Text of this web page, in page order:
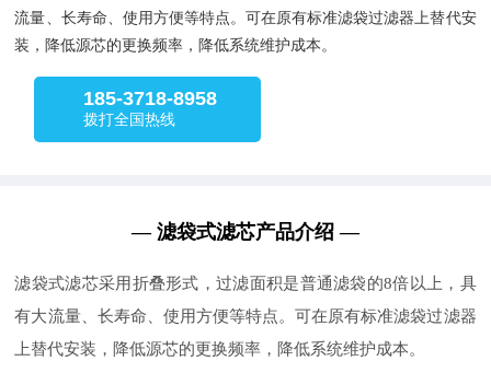
流量、长寿命、使用方便等特点。可在原有标准滤袋过滤器上替代安
装，降低源芯的更换频率，降低系统维护成本。
185-3718-8958
拨打全国热线
— 滤袋式滤芯产品介绍 —
滤袋式滤芯采用折叠形式，过滤面积是普通滤袋的8倍以上，具
有大流量、长寿命、使用方便等特点。可在原有标准滤袋过滤器
上替代安装，降低源芯的更换频率，降低系统维护成本。